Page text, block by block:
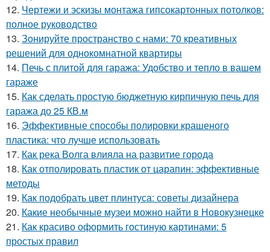
12. Чертежи и эскизы монтажа гипсокартонных потолков:
полное руководство
13. Зонируйте пространство с нами: 70 креативных
решений для однокомнатной квартиры
14. Печь с плитой для гаража: Удобство и тепло в вашем
гараже
15. Как сделать простую бюджетную кирпичную печь для
гаража до 25 КВ.м
16. Эффективные способы полировки крашеного
пластика: что лучше использовать
17. Как река Волга влияла на развитие города
18. Как отполировать пластик от царапин: эффективные
методы
19. Как подобрать цвет плинтуса: советы дизайнера
20. Какие необычные музеи можно найти в Новокузнецке
21. Как красиво оформить гостиную картинами: 5
простых правил